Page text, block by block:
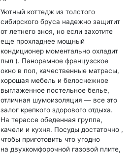
Уютный коттедж из толстого
сибирского бруса надежно защитит
от летнего зноя, но если захотите
еще прохладнее мощный
кондиционер моментально охладит
пыл ). Панорамное французское
окно в пол, качественные матрасы,
хорошая мебель и белоснежное
выглаженное постельное белье,
отличная шумоизоляция — все это
залог крепкого здорового отдыха.
На терассе обеденная группа,
качели и кухня. Посуды достаточно ,
чтобы приготовить что угодно
на двухкомфорочной газовой плите,